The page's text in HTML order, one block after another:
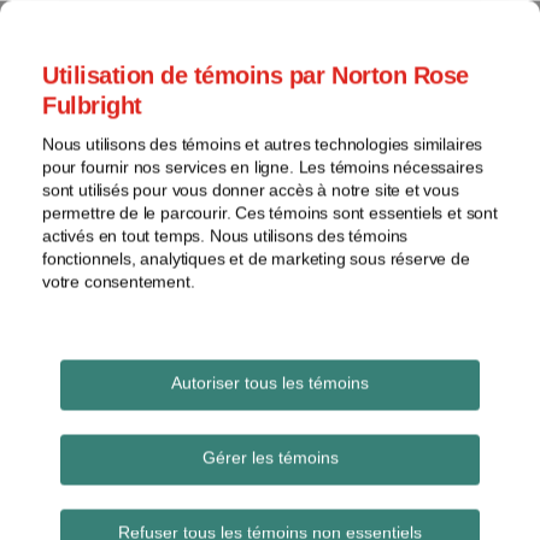
Utilisation de témoins par Norton Rose
Fulbright
Nous utilisons des témoins et autres technologies similaires
pour fournir nos services en ligne. Les témoins nécessaires
sont utilisés pour vous donner accès à notre site et vous
permettre de le parcourir. Ces témoins sont essentiels et sont
activés en tout temps. Nous utilisons des témoins
fonctionnels, analytiques et de marketing sous réserve de
votre consentement.
Autoriser tous les témoins
Gérer les témoins
Refuser tous les témoins non essentiels
Skip
content
Accueil
À
propos
Contacts
Rechercher
Brevets
Marques
de
commerce
Droit
d'auteur
Les Actifs créatifs
Un blogue sur la protection des intangibles
(brevets, dessins industriels, droits d'auteur,
marques, etc.)
patent
Subscribe to patent via RSS